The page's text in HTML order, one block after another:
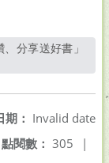
： Invalid date
點閱數： 305 |